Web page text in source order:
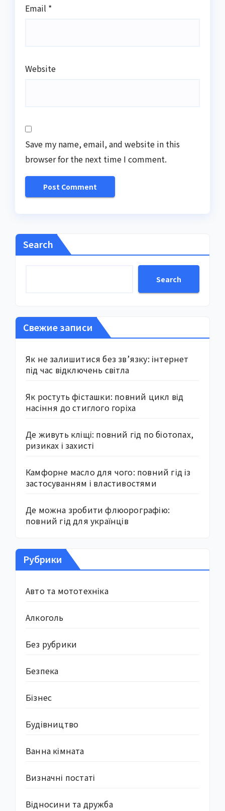
Email *
Website
Save my name, email, and website in this
browser for the next time I comment.
Search
Search
Свежие записи
Як не залишитися без зв’язку: інтернет
під час відключень світла
Як ростуть фісташки: повний цикл від
насіння до стиглого горіха
Де живуть кліщі: повний гід по біотопах,
ризиках і захисті
Камфорне масло для чого: повний гід із
застосуванням і властивостями
Де можна зробити флюорографію:
повний гід для українців
Рубрики
Авто та мототехніка
Алкоголь
Без рубрики
Безпека
Бізнес
Будівництво
Ванна кімната
Визначні постаті
Відносини та дружба